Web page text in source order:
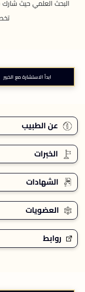
البحث العلمي حيث شارك
ابدأ الاستشارة مع الخبير
عن الطبيب
الخبرات
الشهادات
العضويات
روابط